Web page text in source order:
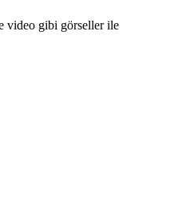
video gibi görseller ile